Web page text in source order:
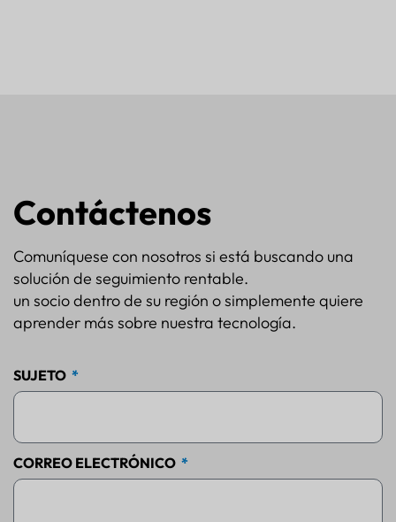
Contáctenos
Comuníquese con nosotros si está buscando una
solución de seguimiento rentable.
un socio dentro de su región o simplemente quiere
aprender más sobre nuestra tecnología.
SUJETO
CORREO ELECTRÓNICO